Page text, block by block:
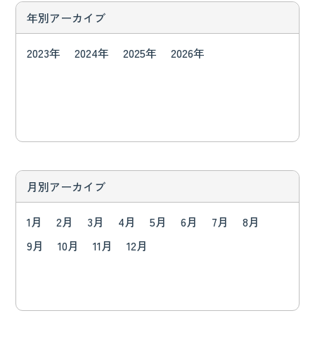
年別アーカイブ
2023年 2024年 2025年 2026年
月別アーカイブ
1月 2月 3月 4月 5月 6月 7月
8月
9月
10月 11月 12月